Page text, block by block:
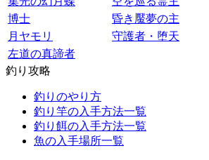
博士
昏き魘夢の主
月ヤモリ
守護者・堕天
左道の真諦者
釣り攻略
釣りのやり方
釣り竿の入手方法一覧
釣り餌の入手方法一覧
魚の入手場所一覧